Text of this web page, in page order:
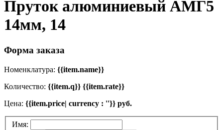
Пруток алюминиевый АМГ5
14мм, 14
Форма заказа
Номенклатура: {{item.name}}
Количество: {{item.q}} {{item.rate}}
Цена: {{item.price| currency : ''}} руб.
Имя: